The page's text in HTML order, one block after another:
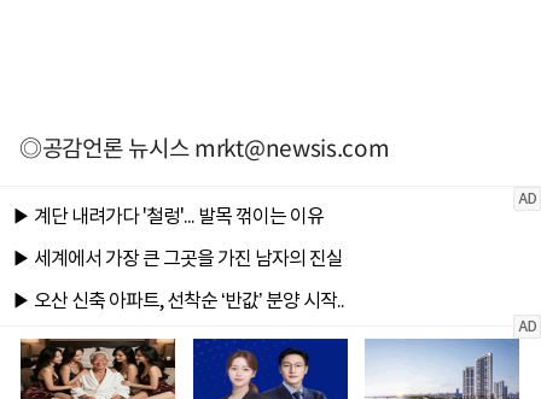
◎공감언론 뉴시스mrkt@newsis.com